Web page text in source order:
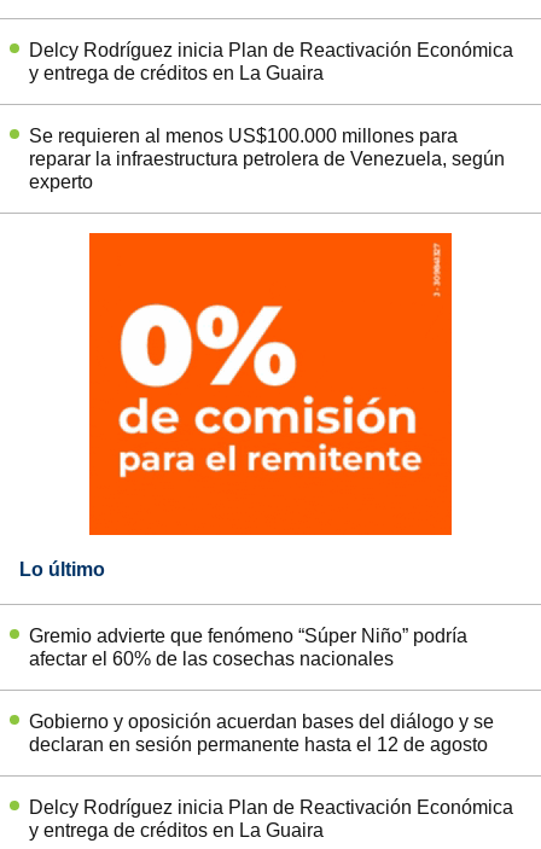
Delcy Rodríguez inicia Plan de Reactivación Económica
y entrega de créditos en La Guaira
Se requieren al menos US$100.000 millones para
reparar la infraestructura petrolera de Venezuela, según
experto
Lo último
Gremio advierte que fenómeno “Súper Niño” podría
afectar el 60% de las cosechas nacionales
Gobierno y oposición acuerdan bases del diálogo y se
declaran en sesión permanente hasta el 12 de agosto
Delcy Rodríguez inicia Plan de Reactivación Económica
y entrega de créditos en La Guaira